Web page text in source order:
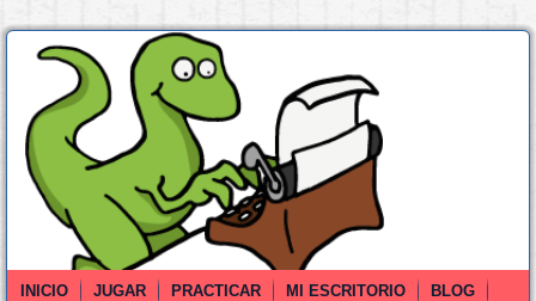
INICIO JUGAR PRACTICAR MI ESCRITORIO
BLOG